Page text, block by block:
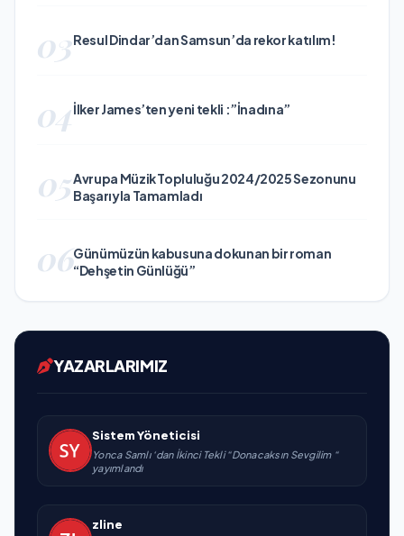
03Resul Dindar’dan Samsun’da rekor katılım!
04İlker James’ten yeni tekli :”İnadına”
05Avrupa Müzik Topluluğu 2024/2025 Sezonunu
Başarıyla Tamamladı
06Günümüzün kabusuna dokunan bir roman
“Dehşetin Günlüğü”
YAZARLARIMIZ
Sistem Yöneticisi
Yonca Samlı ‘dan İkinci Tekli “Donacaksın Sevgilim “
yayımlandı
zline